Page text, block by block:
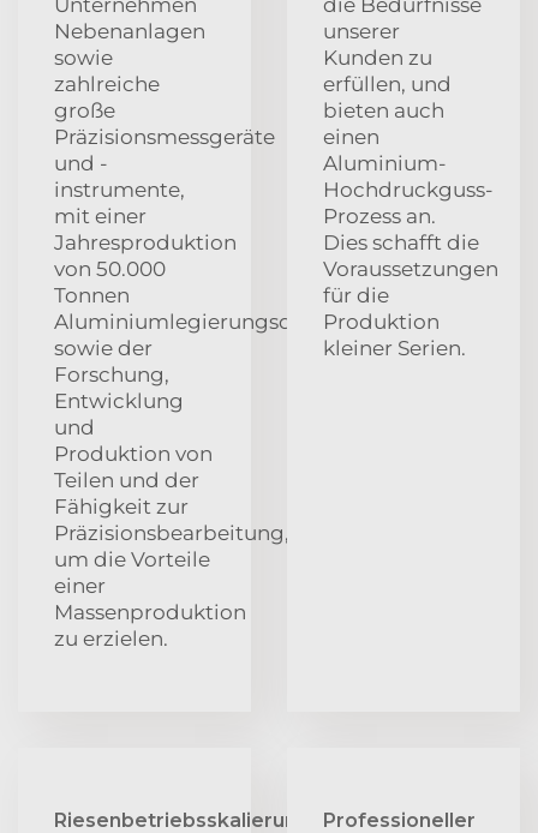
Nebenanlagen
sowie
zahlreiche
große
Präzisionsmessgeräte
und -
instrumente,
mit einer
Jahresproduktion
von 50.000
Tonnen
Aluminiumlegierungsdieschmiedeteilen
sowie der
Forschung,
Entwicklung
und
Produktion von
Teilen und der
Fähigkeit zur
Präzisionsbearbeitung,
um die Vorteile
einer
Massenproduktion
zu erzielen.
unserer
Kunden zu
erfüllen, und
bieten auch
einen
Aluminium-
Hochdruckguss-
Prozess an.
Dies schafft die
Voraussetzungen
für die
Produktion
kleiner Serien.
Riesenbetriebsskalierung:
Professioneller